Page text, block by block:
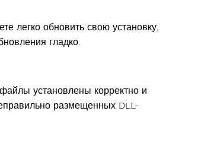
легко обновить свою установку,
гладко.
установлены корректно и
размещенных DLL-